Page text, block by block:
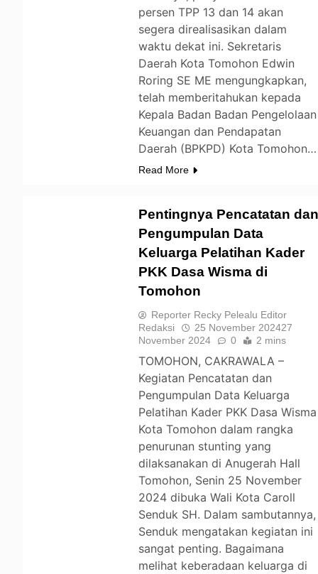
persen TPP 13 dan 14 akan
segera direalisasikan dalam
waktu dekat ini. Sekretaris
Daerah Kota Tomohon Edwin
Roring SE ME mengungkapkan,
telah memberitahukan kepada
Kepala Badan Badan Pengelolaan
Keuangan dan Pendapatan
Daerah (BPKPD) Kota Tomohon…
Read More
Pentingnya Pencatatan
Pengumpulan Data
Keluarga Pelatihan Kader
PKK Dasa Wisma di
Tomohon
Reporter Recky Pelealu Editor
Redaksi
25 November 202427
November 2024
0 2 mins
TOMOHON, CAKRAWALA –
Kegiatan Pencatatan dan
Pengumpulan Data Keluarga
Pelatihan Kader PKK Dasa Wisma
Kota Tomohon dalam rangka
penurunan stunting yang
dilaksanakan di Anugerah Hall
Tomohon, Senin 25 November
2024 dibuka Wali Kota Caroll
Senduk SH. Dalam sambutannya,
Senduk mengatakan kegiatan ini
sangat penting. Bagaimana
melihat keberadaan keluarga di